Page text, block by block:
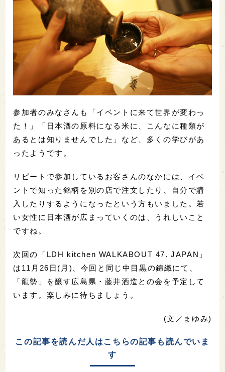
参加者のみなさんも「イベントに来て世界が変わっ
た！」「日本酒の原料になる米に、こんなに種類が
あるとは知りませんでした」など、多くの学びがあ
ったようです。
リピートで参加しているお客さんのなかには、イベ
ントで知った銘柄を別の店で注文したり、自分で購
入したりするようになったという方もいました。若
い女性に日本酒が広まっていくのは、うれしいこと
ですね。
次回の「LDH kitchen WALKABOUT 47. JAPAN」
は11月26日(月)、今回と同じ中目黒の錦織にて、
「龍勢」を醸す広島県・藤井酒造との会を予定して
います。楽しみに待ちましょう。
(文／まゆみ)
この記事を読んだ人はこちらの記事も読んでいま
す